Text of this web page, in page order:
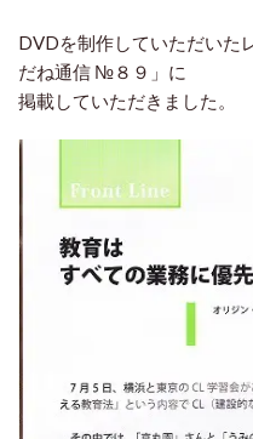
DVDを制作していただいた
だね通信 №８９」に
掲載していただきました。